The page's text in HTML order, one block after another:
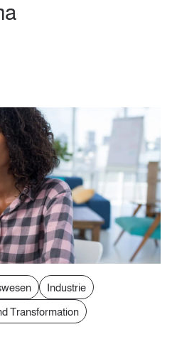
Industrie
Transformation